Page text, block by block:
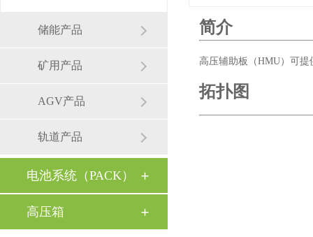
储能产品
矿用产品
AGV产品
轨道产品
电池系统（PACK）
高压箱
简介
高压辅助板（HMU）可提
拓扑图